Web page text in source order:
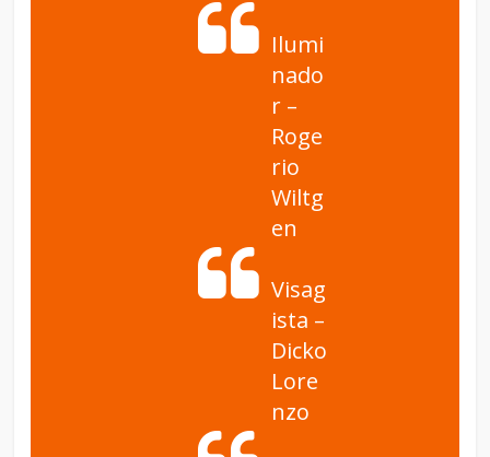
Ilumi
nado
r –
Roge
rio
Wiltg
en
Visag
ista –
Dicko
Lore
nzo